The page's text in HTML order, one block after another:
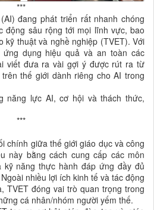
***
đang phát triển rất nhanh chóng
động sâu rộng tới mọi lĩnh vực, bao
kỹ thuật và nghề nghiệp (TVET). Với
ứng dụng hiệu quả và an toàn các
viết đưa ra vài gợi ý được rút ra từ
thế giới dành riêng cho AI trong
năng lực AI, cơ hội và thách thức,
***
chính giữa thế giới giáo dục và công
này bằng cách cung cấp các môn
kỹ năng thực hành đáp ứng đầy đủ
nhiều lợi ích kinh tế và tác động
TVET đóng vai trò quan trọng trong
cá nhân/nhóm người yếm thế.